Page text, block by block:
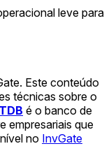
leve para
Este conteúdo
técnicas sobre o
é o banco de
empresariais que
no InvGate